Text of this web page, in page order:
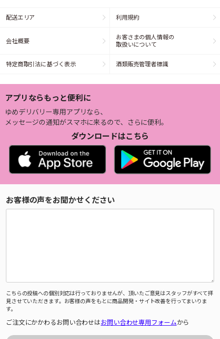
配送エリア 利用規約
会社概要
お客さまの個人情報の
取扱いについて
特定商取引法に基づく表示 酒類販売管理者標識
アプリならもっと便利に
ゆめデリバリー専用アプリなら、
メッセージの通知がスマホに来るので、さらに便利。
ダウンロードはこちら
お客様の声をお聞かせください
こちらの投稿への個別対応は行っておりませんが、頂いたご意見はスタッフがすべて拝
見させていただきます。お客様の声をもとに商品開発・サイト改善を行ってまいりま
す。
ご注文にかかわるお問い合わせはお問い合わせ専用フォームから